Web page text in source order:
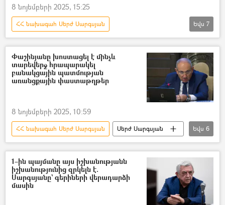
8 նոյեմբերի 2025, 15:25
ՀՀ նախագահ Սերժ Սարգսյան
Նազելի Բաղդասարյան
Նիկոլ Փաշինյան
Սերժ Սարգսյան
Բանակ
սպառազինություն
Արցախյան պատերազմ
Հայ գերիներ, անհետ կորածներ
Եվս 7
Փաշինյանը խոստացել է մինչև
տարեվերջ հրապարակել
բանակցային պատմության
առանցքային փաստաթղթեր
8 նոյեմբերի 2025, 10:59
ՀՀ նախագահ Սերժ Սարգսյան
Սերժ Սարգսյան
հարցազրույց
բանակցություններ
Արցախ
Լեռնային Ղարաբաղ
Հայաստան
Նիկոլ Փաշինյան
Եվս 6
1–ին պայմանը այս իշխանությանն
իշխանությունից զրկելն է.
Սարգսյանը` գերիների վերադարձի
մասին